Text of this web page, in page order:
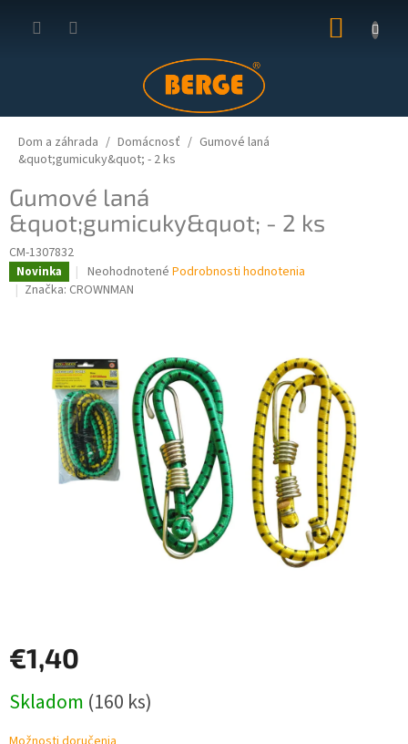
KOŠÍK
Dom a záhrada Domácnosť
Gumové laná
&quot;gumicuky&quot; - 2 ks
Gumové laná
&quot;gumicuky&quot; - 2 ks
CM-1307832
Novinka
Priemerné
hodnotenie
z
5
hviezdičiek.
Neohodnotené Podrobnosti hodnotenia
Značka: CROWNMAN
€1,40
cena:
Skladom (160 ks)